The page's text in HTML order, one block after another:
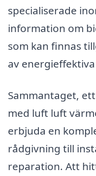
specialiserade
information om
som kan finnas
av
Sammantaget,
med luft luft
erbjuda en
rådgivning till
reparation. Att